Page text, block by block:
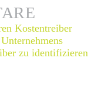
Kostentreiber
zu identifizieren